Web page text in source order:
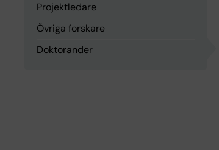
Projektledare
Övriga forskare
Doktorander